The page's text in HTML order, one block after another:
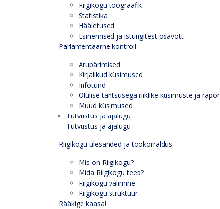
Riigikogu töögraafik
Statistika
Hääletused
Esinemised ja istungitest osavõtt
Parlamentaarne kontroll
Arupärimised
Kirjalikud küsimused
Infotund
Olulise tähtsusega riiklike küsimuste ja
Muud küsimused
Tutvustus ja ajalugu
Tutvustus ja ajalugu
Riigikogu ülesanded ja töökorraldus
Mis on Riigikogu?
Mida Riigikogu teeb?
Riigikogu valimine
Riigikogu struktuur
Rääkige kaasa!